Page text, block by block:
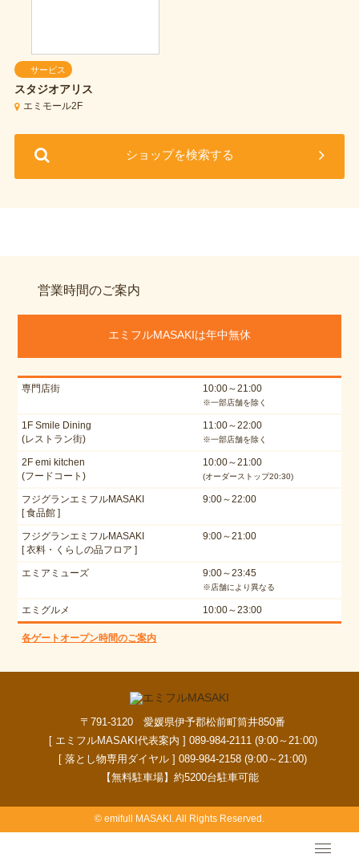
サービス
スタジオアリス
エミモール2F
ショップを検索する
営業時間のご案内
エミフルMASAKIは年中無休
専門店街 10:00～21:00
※一部店舗を除く
1F Smile Dining
(レストラン街)
11:00～22:00
※一部店舗を除く
2F emi kitchen
(フードコート)
10:00～21:00
(オーダーストップ20:30)
フジグランエミフルMASAKI
[ 食品館 ]
9:00～22:00
フジグランエミフルMASAKI
[ 衣料・くらしの品フロア ]
9:00～21:00
エミアミューズ 9:00～23:45
※店舗により異なる
エミグルメ 10:00～23:00
各ゲートオープン時間のご案内
〒791-3120 愛媛県伊予郡松前町筒井850番
[ エミフルMASAKI代表案内 ] 089-984-2111 (9:00～21:00)
[ 落とし物専用ダイヤル ] 089-984-2158 (9:00～21:00)
【無料駐車場】約5200台駐車可能
© emifull MASAKI. All Rights Reserved.